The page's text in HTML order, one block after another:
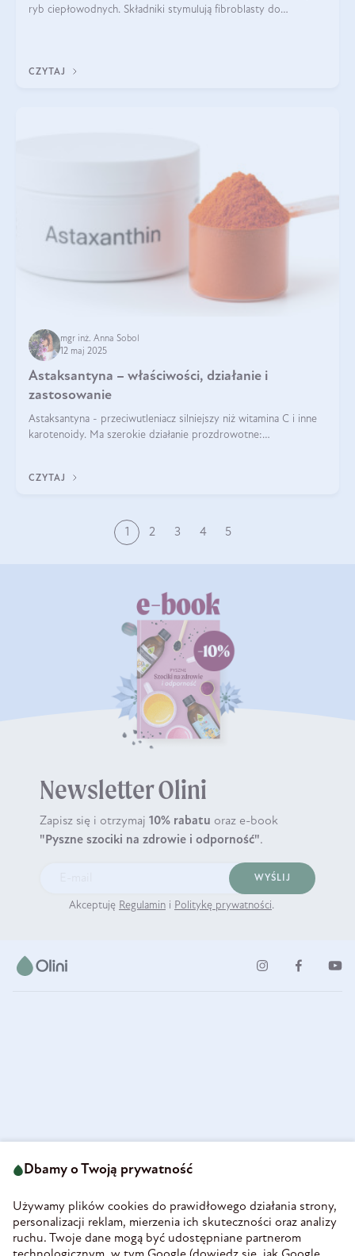
ryb ciepłowodnych. Składniki stymulują fibroblasty do
CZYTAJ
mgr inż. Anna Sobol
12 maj 2025
Astaksantyna – właściwości, działanie i
zastosowanie
Astaksantyna - przeciwutleniacz silniejszy niż witamina C i inne
karotenoidy. Ma szerokie działanie prozdrowotne:
CZYTAJ
1 2 3 4 5
Newsletter Olini
Zapisz się i otrzymaj 10% rabatu oraz e-book
"Pyszne szociki na zdrowie i odporność".
WYŚLIJ
Akceptuję Regulamin i Politykę prywatności.
58-160 Świebodzice
REGON 890213034
INFORMACJE
Dbamy o Twoją prywatność
Używamy plików cookies do prawidłowego działania strony,
personalizacji reklam, mierzenia ich skuteczności oraz analizy
ruchu. Twoje dane mogą być udostępniane partnerom